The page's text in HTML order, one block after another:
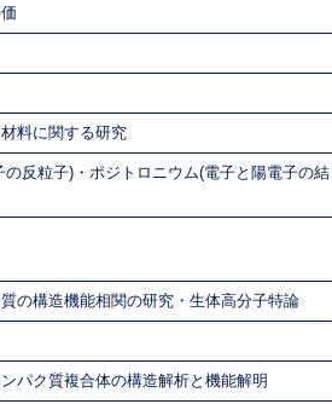
料に関する研究
反粒子)・ポジトロニウム(電子と陽電子の結
の構造機能相関の研究・生体高分子特論
パク質複合体の構造解析と機能解明